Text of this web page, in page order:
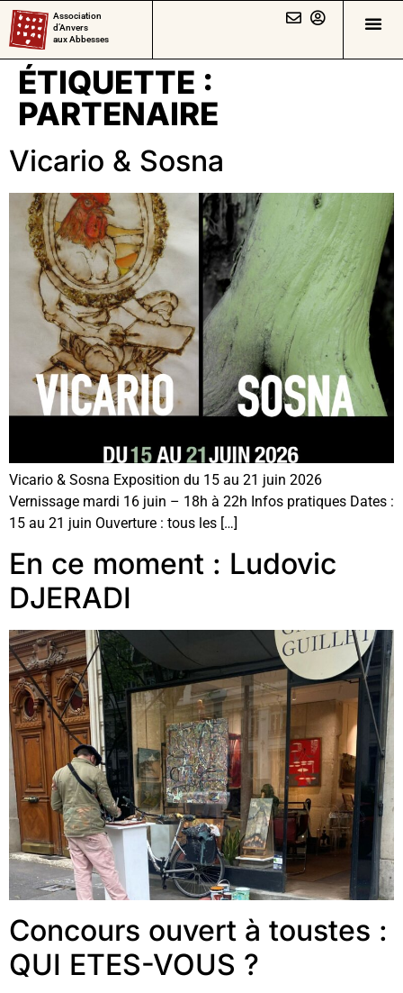
Association
d’Anvers
aux Abbesses
ÉTIQUETTE :
PARTENAIRE
Vicario & Sosna
Vicario & Sosna Exposition du 15 au 21 juin 2026
Vernissage mardi 16 juin – 18h à 22h Infos pratiques Dates :
15 au 21 juin Ouverture : tous les […]
En ce moment : Ludovic
DJERADI
Concours ouvert à toustes :
QUI ETES-VOUS ?